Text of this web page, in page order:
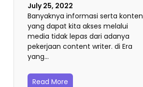
July 25, 2022
Banyaknya informasi serta konten
yang dapat kita akses melalui
media tidak lepas dari adanya
pekerjaan content writer. di Era
yang…
Read More